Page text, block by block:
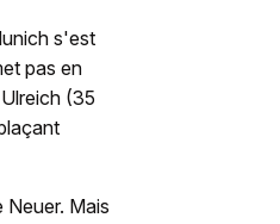
s'est
pas en
(35
Mais